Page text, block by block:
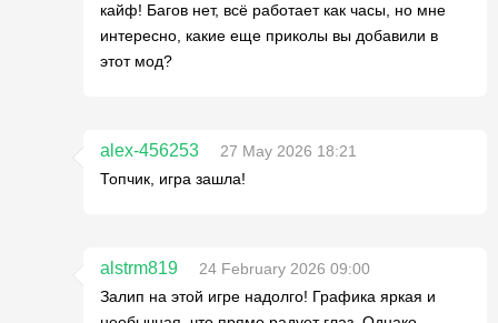
кайф! Багов нет, всё работает как часы, но мне
интересно, какие еще приколы вы добавили в
этот мод?
alex-456253
27 May 2026 18:21
Топчик, игра зашла!
alstrm819
24 February 2026 09:00
Залип на этой игре надолго! Графика яркая и